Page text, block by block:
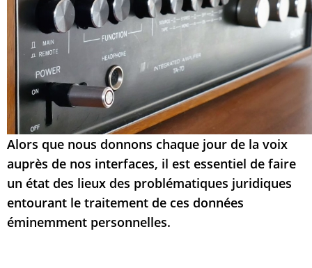
Alors que nous donnons chaque jour de la voix
auprès de nos interfaces, il est essentiel de faire
un état des lieux des problématiques juridiques
entourant le traitement de ces données
éminemment personnelles.